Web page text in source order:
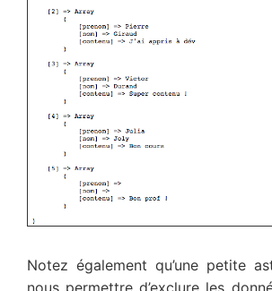
Notez également qu’une petite
nous permettre d’exclure les